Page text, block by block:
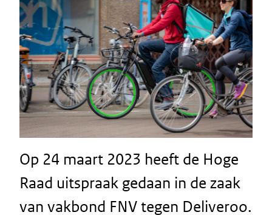
Op 24 maart 2023 heeft de Hoge
Raad uitspraak gedaan in de zaak
van vakbond FNV tegen Deliveroo.